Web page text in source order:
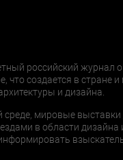
российский журнал о
что создается в
и дизайна.
мировые выставки
в области